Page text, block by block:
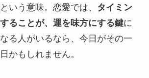
いう意味。恋愛では、
タイミン
ることが、運を味方にする鍵に
る人がいるなら、今日がその一
かもしれません。